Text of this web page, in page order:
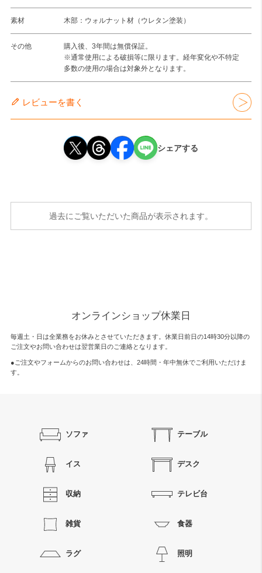
素材 木部：ウォルナット材（ウレタン塗装）
その他
購入後、3年間は無償保証。
※通常使用による破損等に限ります。経年変化や不特定
多数の使用の場合は対象外となります。
レビューを書く
シェアする
過去にご覧いただいた商品が表示されます。
オンラインショップ休業日
毎週土・日は全業務をお休みとさせていただきます。休業日前日の14時30分以降の
ご注文やお問い合わせは翌営業日のご連絡となります。
●ご注文やフォームからのお問い合わせは、 24時間・年中無休でご利用いただけま
す。
ソファ テーブル
イス デスク
収納 テレビ台
雑貨 食器
ラグ 照明